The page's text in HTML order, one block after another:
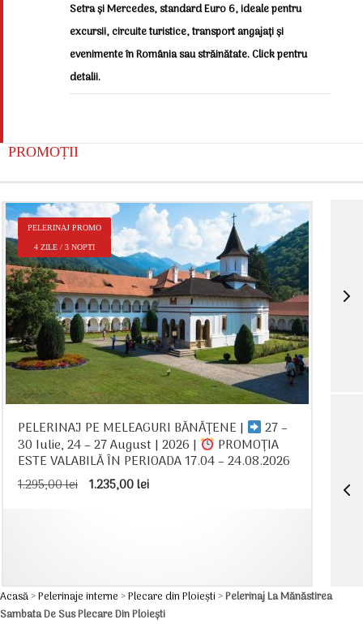
Setra și Mercedes, standard Euro 6, ideale pentru
excursii, circuite turistice, transport angajați și
evenimente în România sau străinătate. Click pentru
detalii.
PROMOȚII
PELERINAJ PROMO
4 ZILE / 3 NOPTI
PELERINAJ PE MELEAGURI BĂNĂȚENE | 27 –
30 Iulie, 24 – 27 August | 2026 | PROMOȚIA
ESTE VALABILĂ ÎN PERIOADA 17.04 – 24.08.2026
1.295,00lei Prețul
1.235,00leiPrețul
Acasă>Pelerinaje interne>Plecare din Ploiești>Pelerinaj La Mănăstirea
Sambata De Sus Plecare Din Ploiești